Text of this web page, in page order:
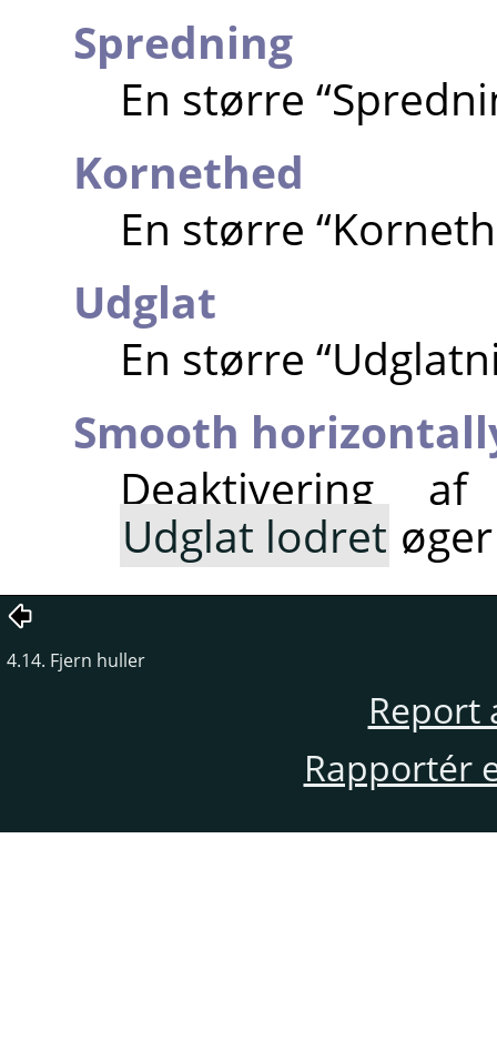
Spredning
En større “
Kornethed
En større “
Udglat
En større “
Smooth
Deaktivering
Udglat lodret
4.14. Fjern huller
Report
Rapportér